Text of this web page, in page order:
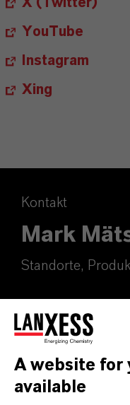
X (Twitter)
YouTube
Instagram
Xing
Kontakt
Mark
Standorte,
A website for
available